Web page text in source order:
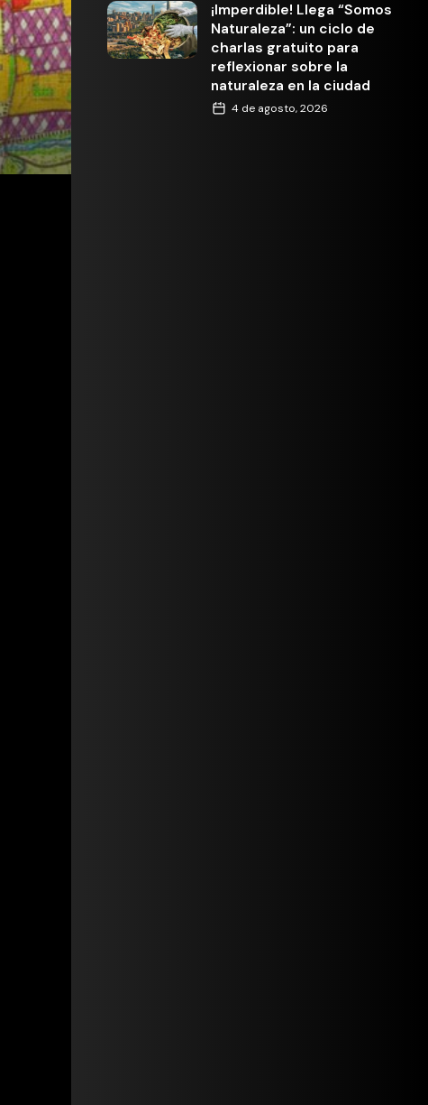
¡Imperdible! Llega “Somos
Naturaleza”: un ciclo de
charlas gratuito para
reflexionar sobre la
naturaleza en la ciudad
4 de agosto, 2026